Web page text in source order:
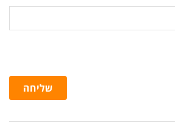
שליחה